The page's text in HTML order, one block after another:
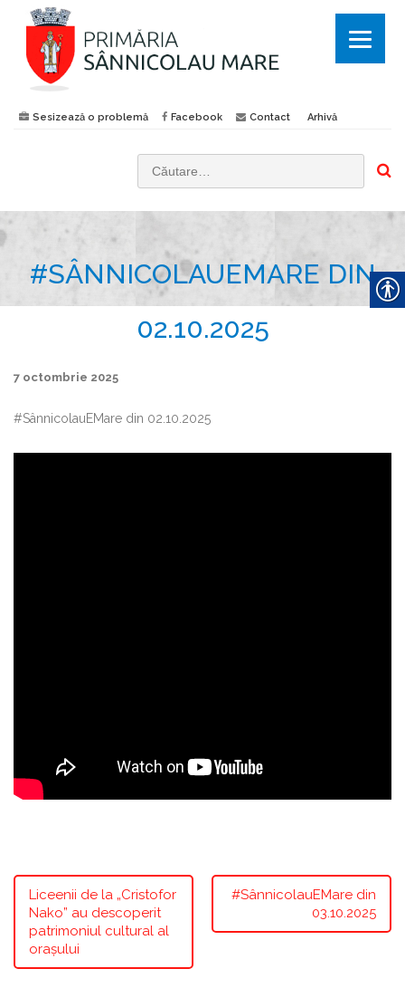
Sesizează o problemă Facebook Contact Arhivă
:
#SÂNNICOLAUEMARE DIN
02.10.2025
7 octombrie 2025
#SânnicolauEMare din 02.10.2025
Liceenii de la „Cristofor
Nako” au descoperit
patrimoniul cultural al
orașului
#SânnicolauEMare din
03.10.2025